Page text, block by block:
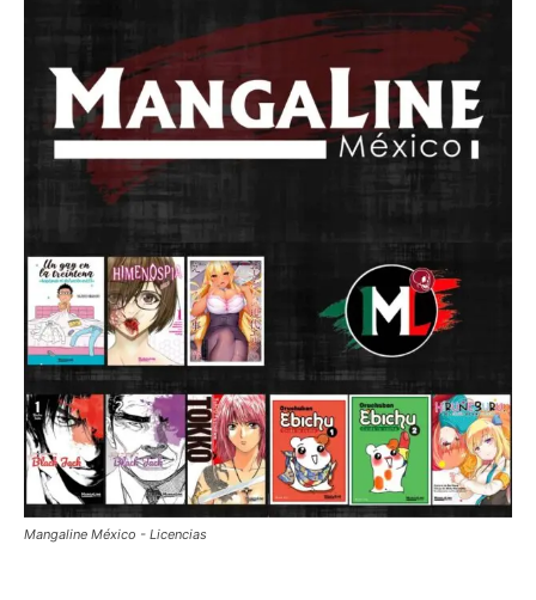
Mangaline México - Licencias